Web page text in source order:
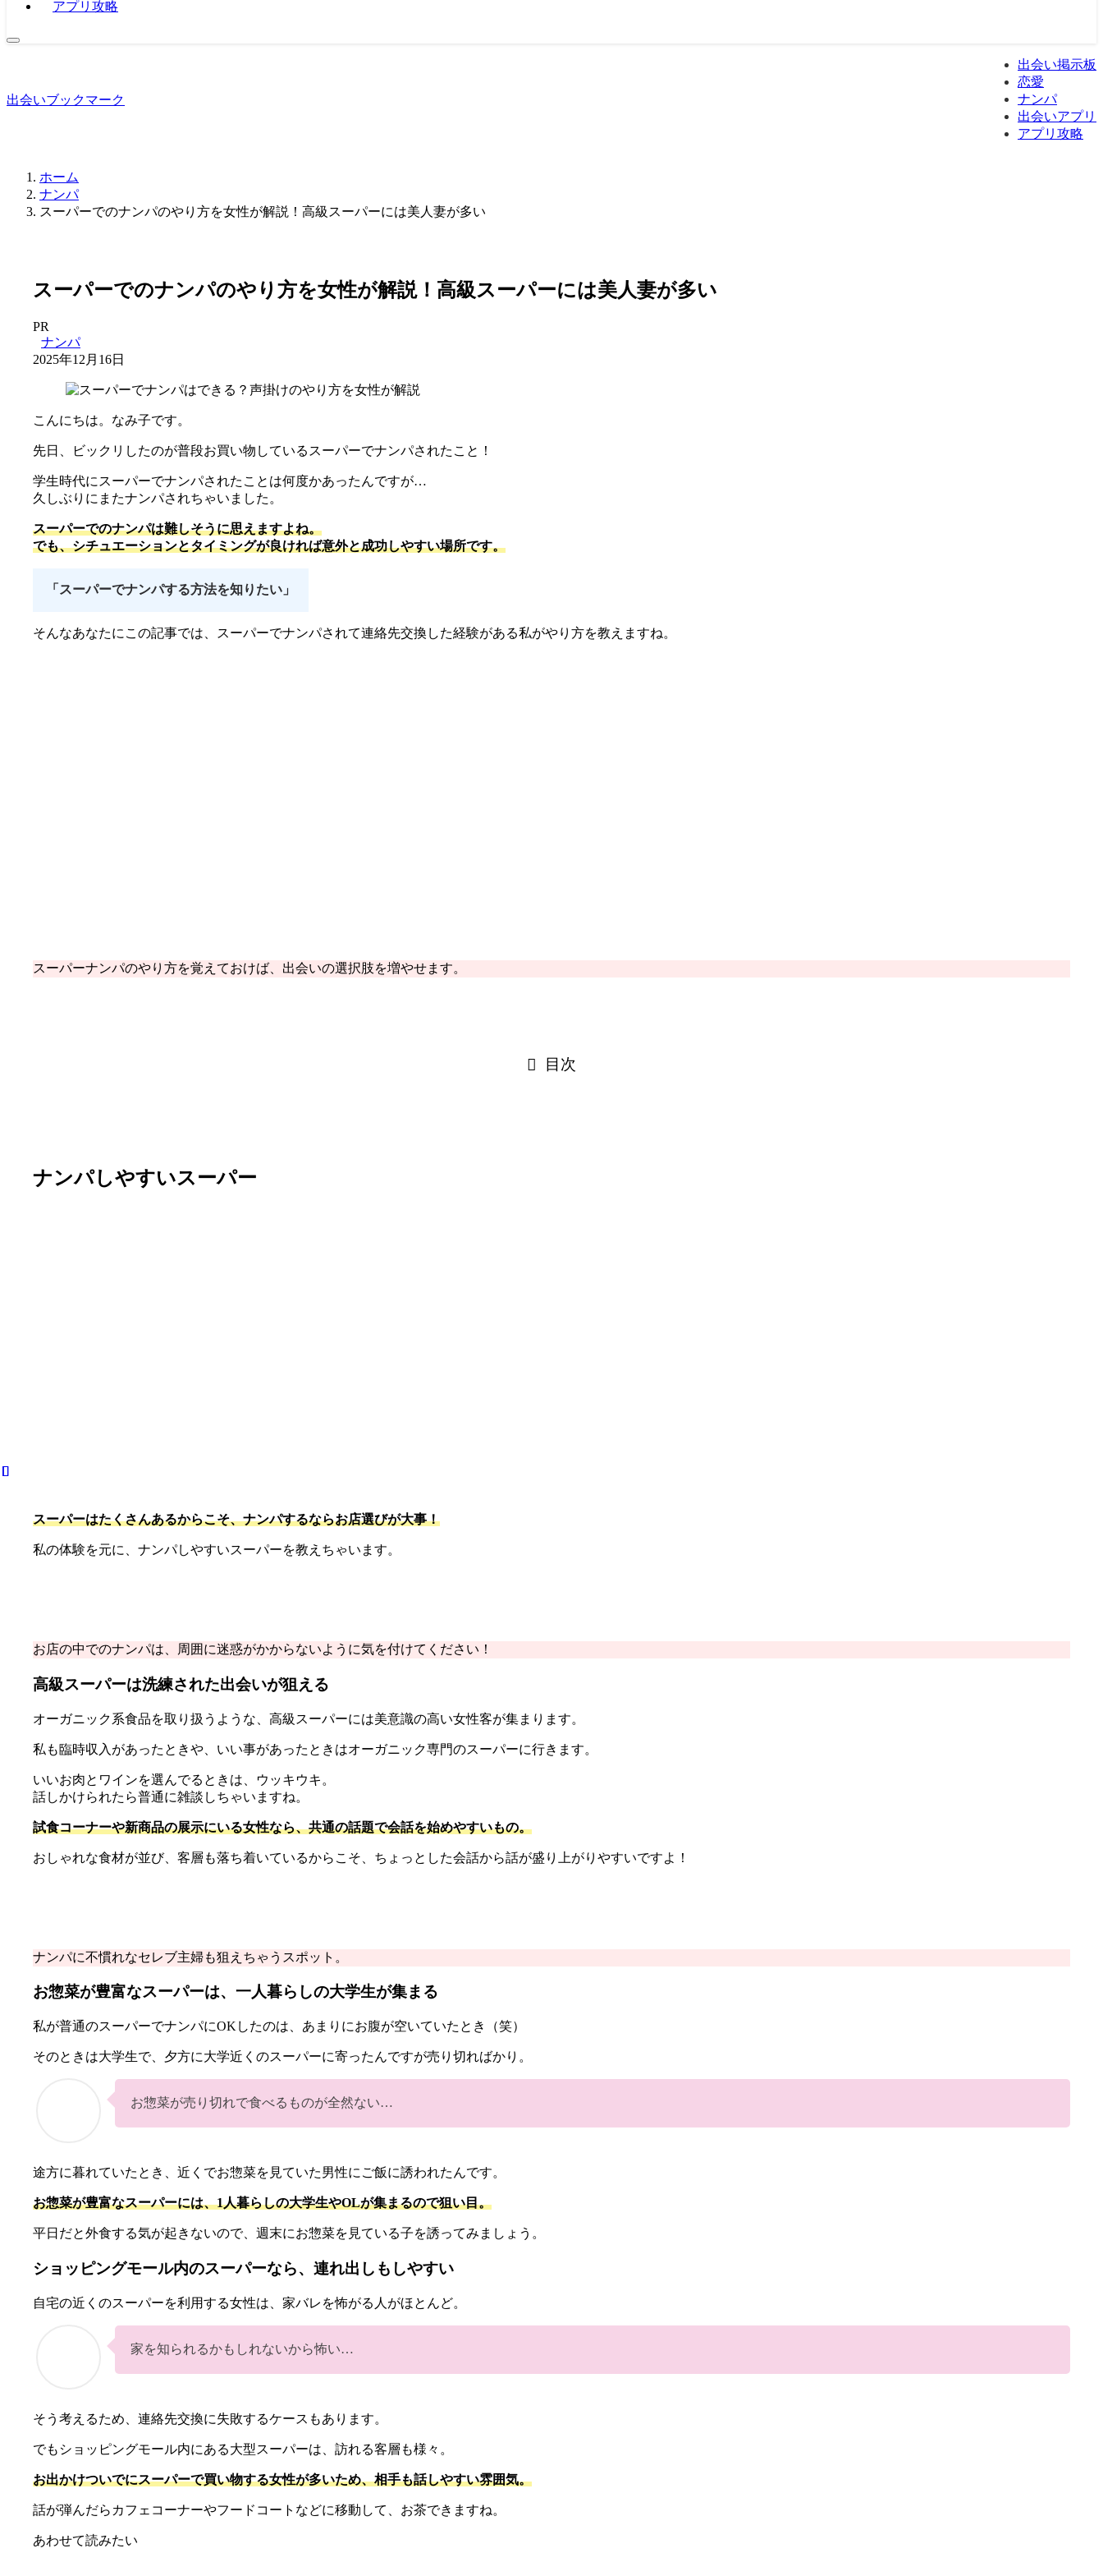
アプリ攻略
出会いブックマーク
出会い掲示板
恋愛
ナンパ
出会いアプリ
アプリ攻略
ホーム
ナンパ
スーパーでのナンパのやり方を女性が解説！高級スーパーには美人妻が多い
スーパーでのナンパのやり方を女性が解説！高級スーパーには美人妻が多い
PR
ナンパ
2025年12月16日
こんにちは。なみ子です。
先日、ビックリしたのが普段お買い物しているスーパーでナンパされたこと！
学生時代にスーパーでナンパされたことは何度かあったんですが…
久しぶりにまたナンパされちゃいました。
スーパーでのナンパは難しそうに思えますよね。
でも、シチュエーションとタイミングが良ければ意外と成功しやすい場所です。
「スーパーでナンパする方法を知りたい」
そんなあなたにこの記事では、スーパーでナンパされて連絡先交換した経験がある私がやり方を教えますね。
スーパーナンパのやり方を覚えておけば、出会いの選択肢を増やせます。
目次
ナンパしやすいスーパー
スーパーはたくさんあるからこそ、ナンパするならお店選びが大事！
私の体験を元に、ナンパしやすいスーパーを教えちゃいます。
お店の中でのナンパは、周囲に迷惑がかからないように気を付けてください！
高級スーパーは洗練された出会いが狙える
オーガニック系食品を取り扱うような、高級スーパーには美意識の高い女性客が集まります。
私も臨時収入があったときや、いい事があったときはオーガニック専門のスーパーに行きます。
いいお肉とワインを選んでるときは、ウッキウキ。
話しかけられたら普通に雑談しちゃいますね。
試食コーナーや新商品の展示にいる女性なら、共通の話題で会話を始めやすいもの。
おしゃれな食材が並び、客層も落ち着いているからこそ、ちょっとした会話から話が盛り上がりやすいですよ！
ナンパに不慣れなセレブ主婦も狙えちゃうスポット。
お惣菜が豊富なスーパーは、一人暮らしの大学生が集まる
私が普通のスーパーでナンパにOKしたのは、あまりにお腹が空いていたとき（笑）
そのときは大学生で、夕方に大学近くのスーパーに寄ったんですが売り切ればかり。
お惣菜が売り切れで食べるものが全然ない…
途方に暮れていたとき、近くでお惣菜を見ていた男性にご飯に誘われたんです。
お惣菜が豊富なスーパーには、1人暮らしの大学生やOLが集まるので狙い目。
平日だと外食する気が起きないので、週末にお惣菜を見ている子を誘ってみましょう。
ショッピングモール内のスーパーなら、連れ出しもしやすい
自宅の近くのスーパーを利用する女性は、家バレを怖がる人がほとんど。
家を知られるかもしれないから怖い…
そう考えるため、連絡先交換に失敗するケースもあります。
でもショッピングモール内にある大型スーパーは、訪れる客層も様々。
お出かけついでにスーパーで買い物する女性が多いため、相手も話しやすい雰囲気。
話が弾んだらカフェコーナーやフードコートなどに移動して、お茶できますね。
あわせて読みたい